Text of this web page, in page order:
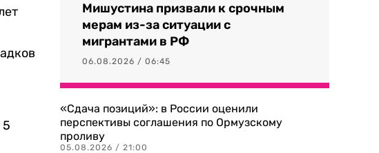
5
Мишустина призвали к срочным
мерам из-за ситуации с
мигрантами в РФ
06.08.2026 / 06:45
«Сдача позиций»: в России оценили
перспективы соглашения по Ормузскому
проливу
05.08.2026 / 21:00